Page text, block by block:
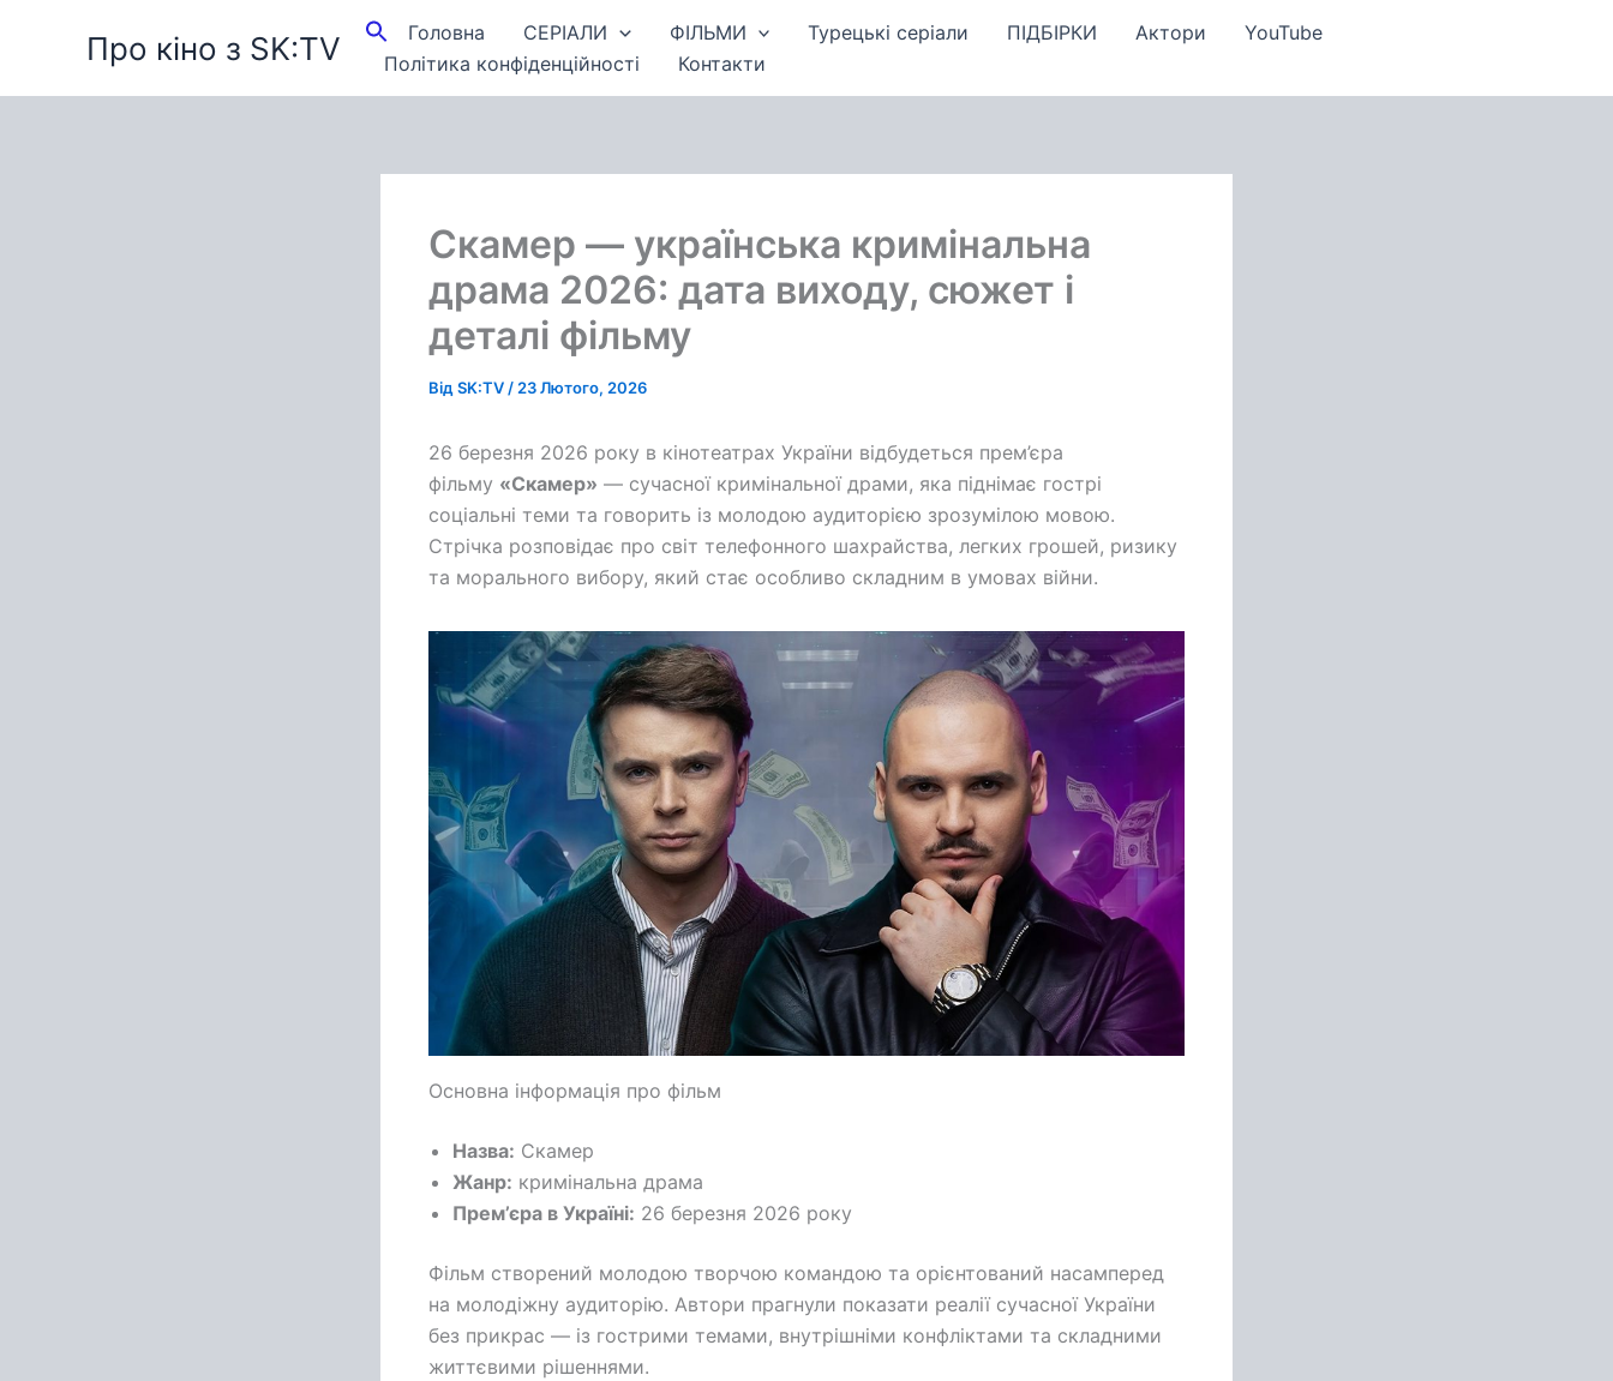
Про кіно з SK:TV Головна СЕРІАЛИ ФІЛЬМИ Турецькі серіали ПІДБІРКИ Актори
YouTube
Політика конфіденційності
Контакти
Скамер — українська кримінальна
драма 2026: дата виходу, сюжет і
деталі фільму
Від SK:TV / 23 Лютого, 2026
26 березня 2026 року в кінотеатрах України відбудеться прем’єра
фільму «Скамер» — сучасної кримінальної драми, яка піднімає гострі
соціальні теми та говорить із молодою аудиторією зрозумілою мовою.
Стрічка розповідає про світ телефонного шахрайства, легких грошей, ризику
та морального вибору, який стає особливо складним в умовах війни.
Основна інформація про фільм
Назва: Скамер
Жанр: кримінальна драма
Прем’єра в Україні: 26 березня 2026 року
Фільм створений молодою творчою командою та орієнтований насамперед
на молодіжну аудиторію. Автори прагнули показати реалії сучасної України
без прикрас — із гострими темами, внутрішніми конфліктами та складними
життєвими рішеннями.